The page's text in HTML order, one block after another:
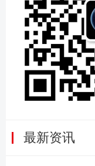
最新资讯